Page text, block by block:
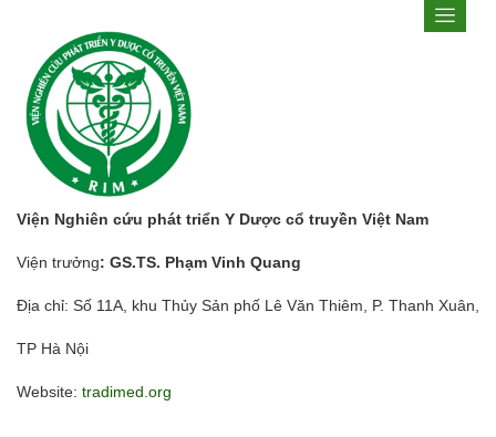
Viện Nghiên cứu phát triển Y Dược cổ truyền Việt Nam
Viện trưởng: GS.TS. Phạm Vinh Quang
Địa chỉ: Số 11A, khu Thủy Sản phố Lê Văn Thiêm, P. Thanh Xuân,
TP Hà Nội
Website: tradimed.org